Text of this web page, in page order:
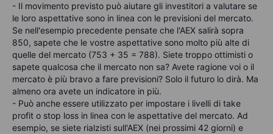
- Il movimento previsto può aiutare gli investitori a valutare se
le loro aspettative sono in linea con le previsioni del mercato.
Se nell'esempio precedente pensate che l'AEX salirà sopra
850, sapete che le vostre aspettative sono molto più alte di
quelle del mercato (753 + 35 = 788). Siete troppo ottimisti o
sapete qualcosa che il mercato non sa? Avete ragione voi o il
mercato è più bravo a fare previsioni? Solo il futuro lo dirà. Ma
almeno ora avete un indicatore in più.
- Può anche essere utilizzato per impostare i livelli di take
profit o stop loss in linea con le aspettative del mercato. Ad
esempio, se siete rialzisti sull'AEX (nei prossimi 42 giorni) e